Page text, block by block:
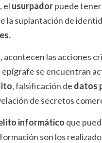
el usurpadorpuede
la suplantación de
acontecen las acciones
epígrafe se encuentran
, falsificación de datos
de secretos
informático que
son los